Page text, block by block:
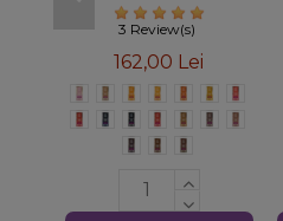
3 Review(s)
162,00 Lei